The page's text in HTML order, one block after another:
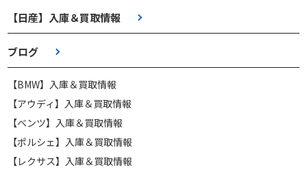
【日産】入庫＆買取情報
ブログ
【BMW】入庫＆買取情報
【アウディ】入庫＆買取情報
【ベンツ】入庫＆買取情報
【ポルシェ】入庫＆買取情報
【レクサス】入庫＆買取情報